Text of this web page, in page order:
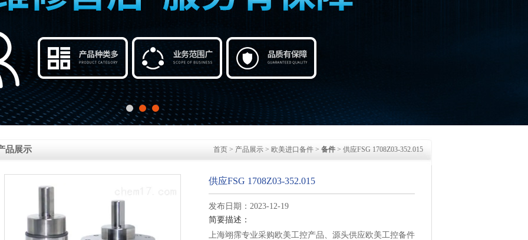
品展示 首页 > 产品展示 > 欧美进口备件 > 备件 > 供应FSG 1708Z03-352.015
供应FSG 1708Z03-352.015
发布日期：2023-12-19
简要描述：
上海翊霈专业采购欧美工控产品、源头供应欧美工控备件